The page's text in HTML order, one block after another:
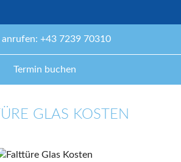
anrufen: +43 7239 70310
Termin buchen
GLAS KOSTEN